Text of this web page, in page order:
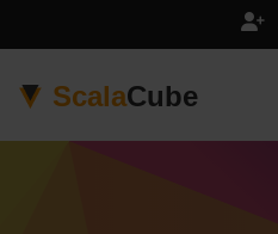
ScalaCube